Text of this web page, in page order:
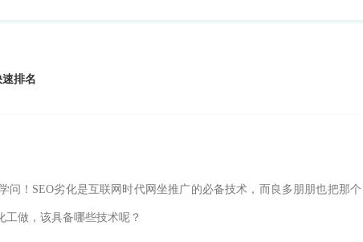
排名
！SEO劣化是互联网时代网坐推广的必备技术，而良多朋朋也把那个
做，该具备哪些技术呢？